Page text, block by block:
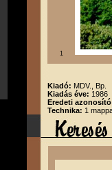
1
Kiadó: MDV., Bp.
Kiadás éve: 1986
Eredeti
Technika: 1